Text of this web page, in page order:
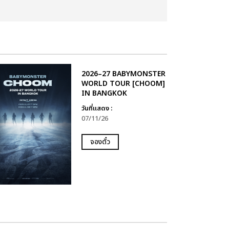
2026–27 BABYMONSTER
WORLD TOUR [CHOOM]
IN BANGKOK
วันที่แสดง :
07/11/26
จองตั๋ว